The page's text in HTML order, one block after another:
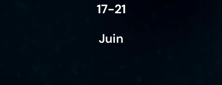
17-21
Juin